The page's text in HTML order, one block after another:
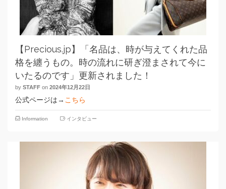
【Precious.jp】「名品は、時が与えてくれた品
格を纏うもの。時の流れに研ぎ澄まされて今に
いたるのです」更新されました！
by STAFF on 2024年12月22日
公式ページは→ こちら
Information インタビュー